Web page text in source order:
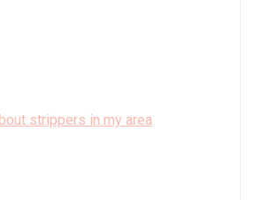
strippers in my area